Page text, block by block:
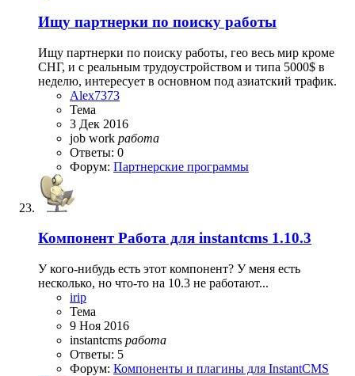
Ищу партнерки по поиску работы
Ищу партнерки по поиску работы, гео весь мир кроме
СНГ, и с реальным трудоустройством и типа 5000$ в
неделю, интересует в основном под азиатский трафик.
Alex7373
Тема
3 Дек 2016
job work работа
Ответы: 0
Форум: Партнерские программы
Компонент Работа для instantcms 1.10.3
У кого-нибудь есть этот компонент? У меня есть
несколько, но что-то на 10.3 не работают...
irip
Тема
9 Ноя 2016
instantcms работа
Ответы: 5
Форум: Компоненты и плагины для InstantCMS